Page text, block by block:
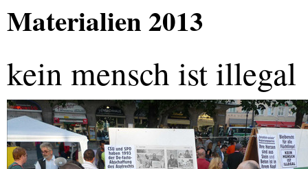
Materialien 2013
kein mensch ist illegal